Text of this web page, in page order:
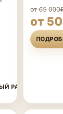
РАСЧЁТ
от 65
от